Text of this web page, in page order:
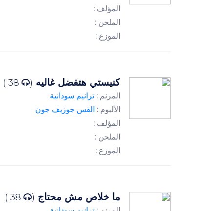
المؤلف :
الملحن :
الموزع :
كنيستي هتفضل غاليه (
المرنم : ترانيم سودانية
الألبوم : القس جوزيف جون
المؤلف :
الملحن :
الموزع :
ما خلاص مش محتاج (